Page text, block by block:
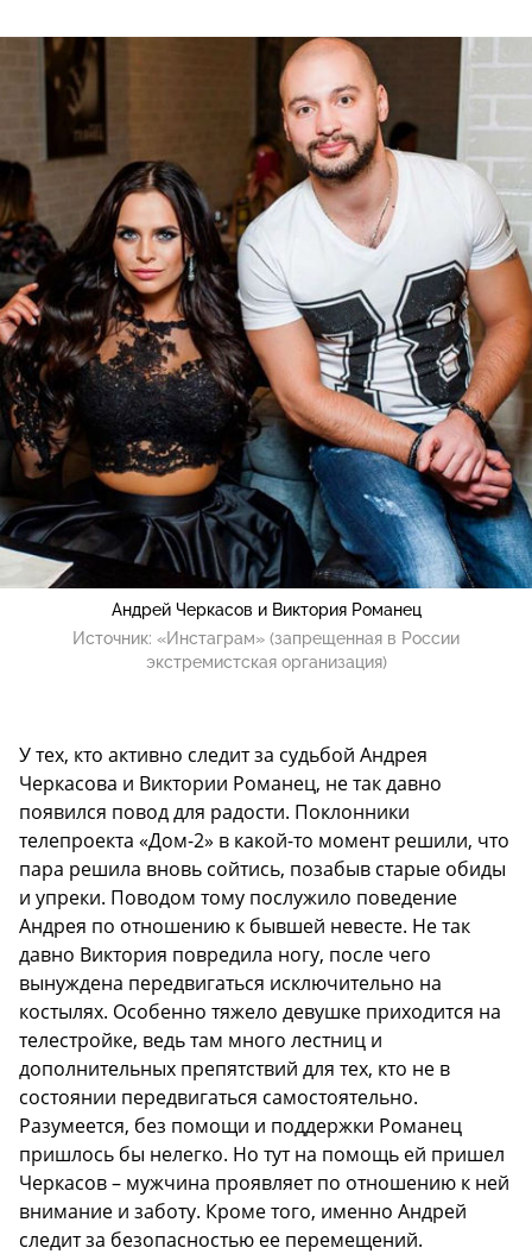
Андрей Черкасов и Виктория Романец
Источник: «Инстаграм» (запрещенная в России
экстремистская организация)
У тех, кто активно следит за судьбой Андрея
Черкасова и Виктории Романец, не так давно
появился повод для радости. Поклонники
телепроекта «Дом-2» в какой-то момент решили, что
пара решила вновь сойтись, позабыв старые обиды
и упреки. Поводом тому послужило поведение
Андрея по отношению к бывшей невесте. Не так
давно Виктория повредила ногу, после чего
вынуждена передвигаться исключительно на
костылях. Особенно тяжело девушке приходится на
телестройке, ведь там много лестниц и
дополнительных препятствий для тех, кто не в
состоянии передвигаться самостоятельно.
Разумеется, без помощи и поддержки Романец
пришлось бы нелегко. Но тут на помощь ей пришел
Черкасов – мужчина проявляет по отношению к ней
внимание и заботу. Кроме того, именно Андрей
следит за безопасностью ее перемещений.